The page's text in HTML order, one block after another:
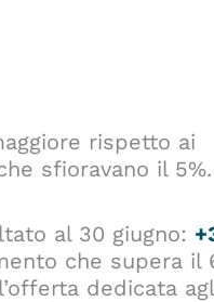
rispetto ai
sfioravano il 5%.
al 30 giugno:
che supera il
dedicata